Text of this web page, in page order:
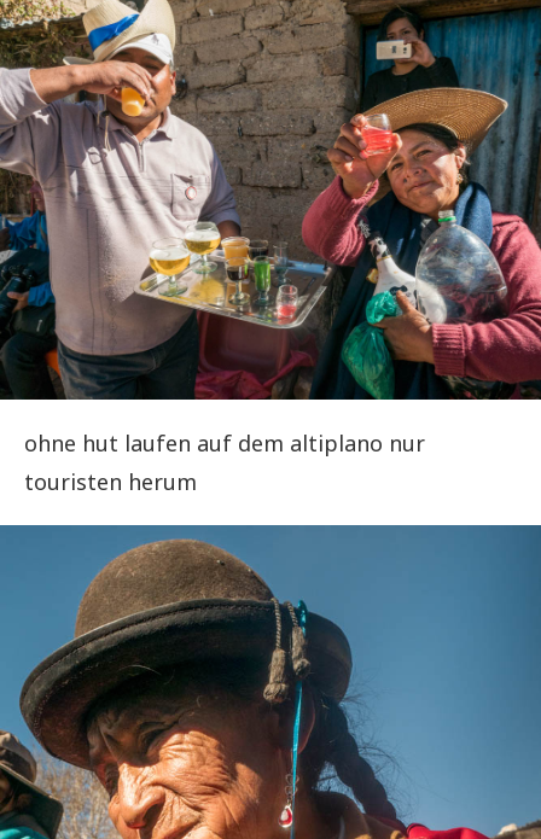
ohne hut laufen auf dem altiplano nur
touristen herum